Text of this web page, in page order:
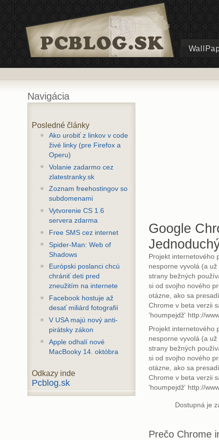
Navigácia
Posledné články
Ako urobiť z linkov v code
živé linky (pre Firefox a
Operu)
Volanie zadarmo cez
zlatestranky.sk
Zoznam freehostingov so
subdomenami
Vytvorenie CS 1.6
servera zdarma
Free SMS cez internet
Spider-Man: Web of
Shadows
Európski poslanci chcú
chrániť deti pred
zneužitím na internete
Facebook hostuje až
desať miliárd fotografií
V USA majú nový anti-
pirátsky zákon
Apple odhalí nové
MacBooky 14. októbra
Odkazy inde
Pcblog.sk
Google
Projekt internetového
nesporne vyvolá (a
strany bežných
si od svojho nového
otázne, ako sa
Chrome v beta verzii
'houmpejdž' http://
Projekt internetového
nesporne vyvolá (a
strany bežných
si od svojho nového
otázne, ako sa
Chrome v beta verzii
'houmpejdž' http://
Dostupná je
Prečo Chrome